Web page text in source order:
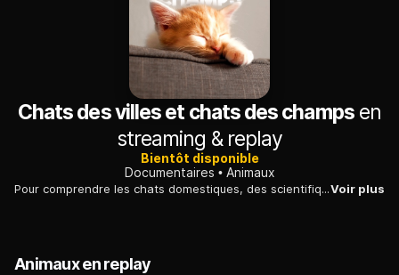
Chats des villes et chats des champsen
streaming & replay
Bientôt disponible
Documentaires
Animaux
Pour comprendre les chats domestiques, des scientifiques en ont équipé une centaine de caméras et de GPS et les suivent en ville, dans un village et à la ferme.Voir plus
Animaux en replay